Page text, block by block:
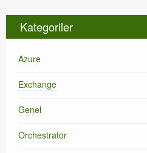
Kategoriler
Azure
Exchange
Genel
Orchestrator